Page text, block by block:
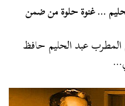
وعبد الحليم … غنوة حلوة من ضمن
عبد الحليم حافظ